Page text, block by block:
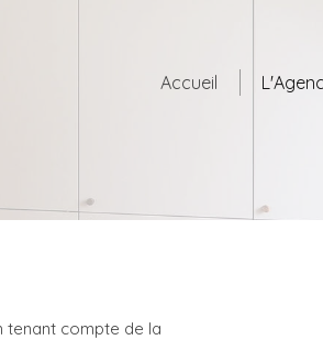
Accueil
tenant compte de la